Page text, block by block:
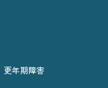
更年期障害